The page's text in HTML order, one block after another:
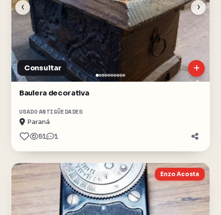
‹ ›
Consultar
Baulera decorativa
USADO ANTIGÜEDADES
Paraná
51 1
Enzo Acosta